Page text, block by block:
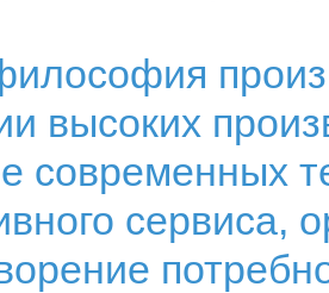
высоких
современных
сервиса,